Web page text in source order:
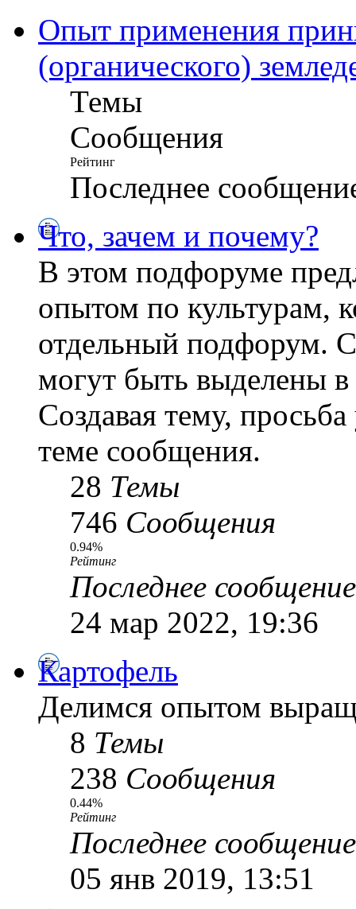
Опыт применения
(органического)
Темы
Сообщения
Рейтинг
Последнее
Что, зачем и почему?
В этом подфоруме
опытом по культурам,
отдельный подфорум.
могут быть выделены
Создавая тему,
теме сообщения.
28 Темы
746 Сообщения
0.94%
Рейтинг
Последнее сообщение
24 мар 2022, 19:36
Картофель
Делимся опытом
8 Темы
238 Сообщения
0.44%
Рейтинг
Последнее сообщение
05 янв 2019, 13:51